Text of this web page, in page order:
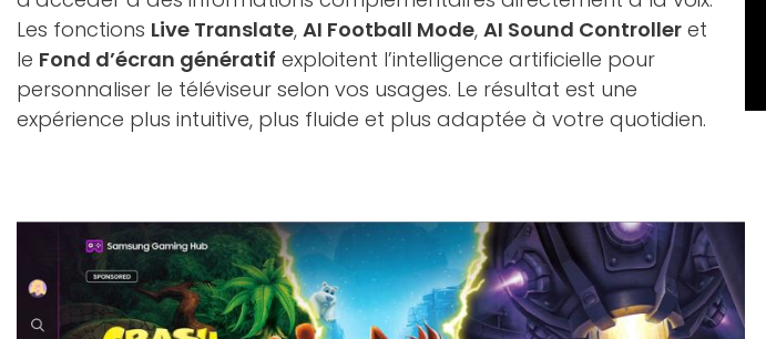
Les fonctions Live Translate, AI Football Mode, AI Sound Controller et
le Fond d’écran génératif exploitent l’intelligence artificielle pour
personnaliser le téléviseur selon vos usages. Le résultat est une
expérience plus intuitive, plus fluide et plus adaptée à votre quotidien.